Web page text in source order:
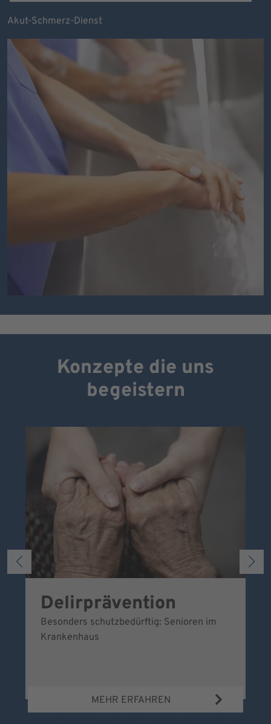
Akut-Schmerz-Dienst
Konzepte die uns
begeistern
Delirprävention
Besonders schutzbedürftig: Senioren im
Krankenhaus
MEHR ERFAHREN